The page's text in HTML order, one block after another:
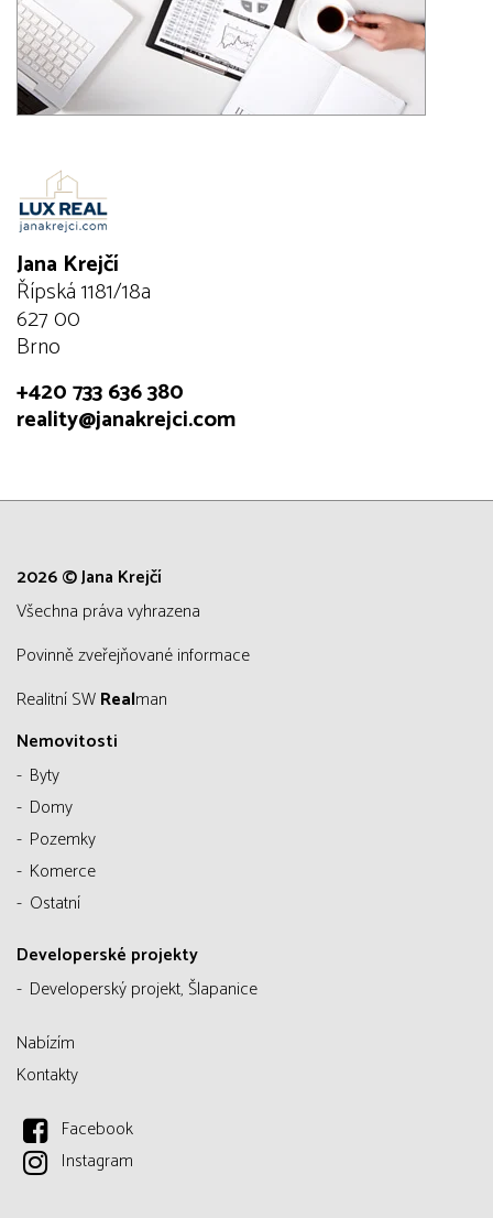
Jana Krejčí
Řípská 1181/18a
627 00
Brno
+420 733 636 380
reality@janakrejci.com
2026 © Jana Krejčí
všechna práva vyhrazena
Povinně zveřejňované informace
Realitní SWRealman
Nemovitosti
Byty
Domy
Pozemky
Komerce
Ostatní
Developerské projekty
Developerský projekt, Šlapanice
Nabízím
Kontakty
Facebook
Instagram